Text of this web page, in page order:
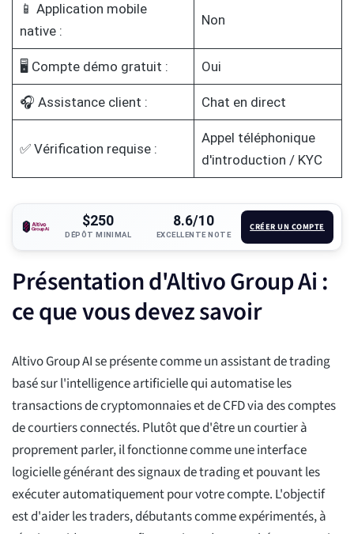
📱 Application mobile
native :
Non
🖥️ Compte démo gratuit : Oui
🎧 Assistance client : Chat en direct
✅ Vérification requise :
Appel téléphonique
d'introduction / KYC
$250
DÉPÔT MINIMAL
8.6/10
EXCELLENTE NOTE
CRÉER UN COMPTE
Présentation d'Altivo Group Ai :
ce que vous devez savoir
Altivo Group AI se présente comme un assistant de trading
basé sur l'intelligence artificielle qui automatise les
transactions de cryptomonnaies et de CFD via des comptes
de courtiers connectés. Plutôt que d'être un courtier à
proprement parler, il fonctionne comme une interface
logicielle générant des signaux de trading et pouvant les
exécuter automatiquement pour votre compte. L'objectif
est d'aider les traders, débutants comme expérimentés, à